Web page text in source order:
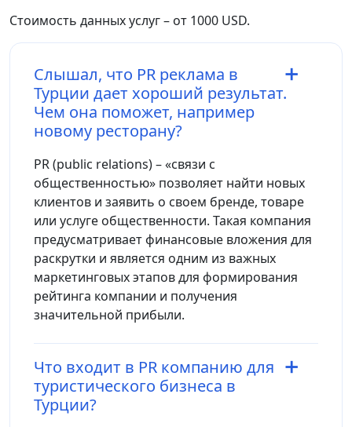
Стоимость данных услуг – от 1000 USD.
Слышал, что PR реклама в
Турции дает хороший результат.
Чем она поможет, например
новому ресторану?
PR (public relations) – «связи с
общественностью» позволяет найти новых
клиентов и заявить о своем бренде, товаре
или услуге общественности. Такая компания
предусматривает финансовые вложения для
раскрутки и является одним из важных
маркетинговых этапов для формирования
рейтинга компании и получения
значительной прибыли.
Что входит в PR компанию для
туристического бизнеса в
Турции?